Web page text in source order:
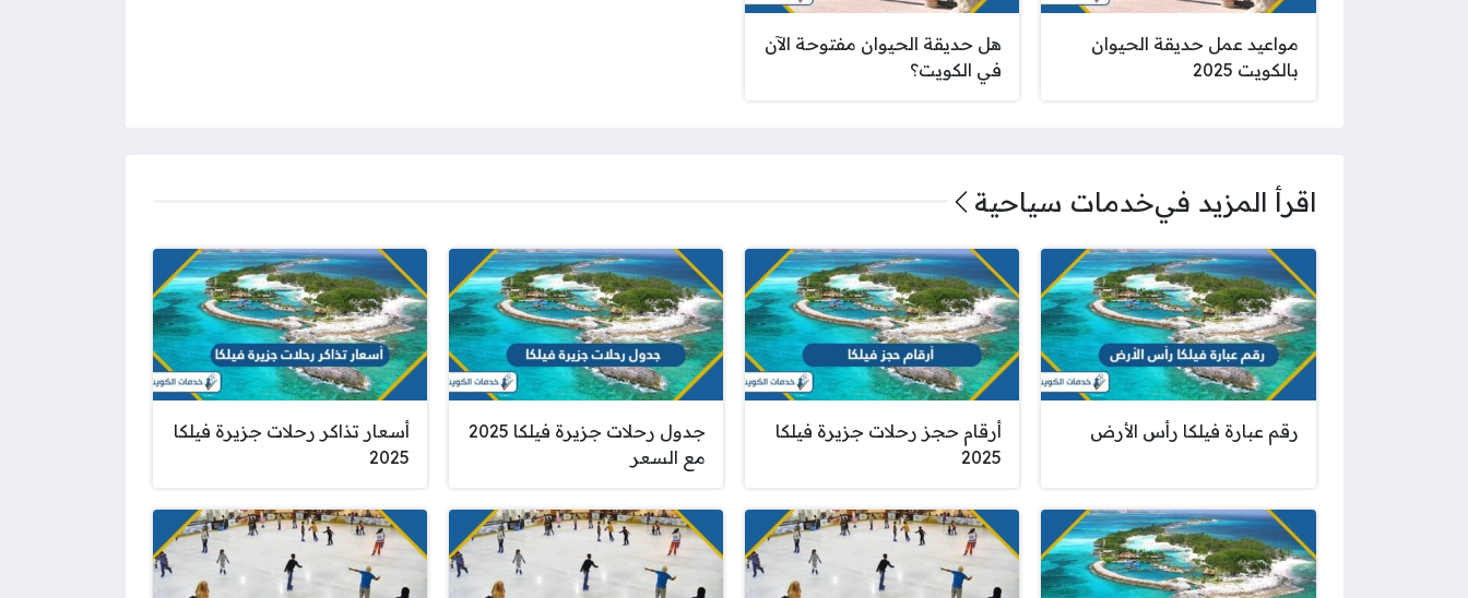
مواعيد عمل حديقة الحيوان
بالكويت 2025
هل حديقة الحيوان مفتوحة الآن
في الكويت؟
اقرأ المزيد فيخدمات سياحية
رقم عبارة فيلكا رأس الأرض
أرقام حجز رحلات جزيرة فيلكا
2025
جدول رحلات جزيرة فيلكا 2025
مع السعر
أسعار تذاكر رحلات جزيرة فيلكا
2025